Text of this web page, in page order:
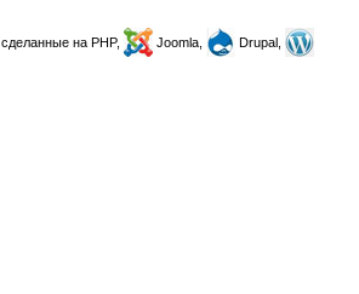
, сделанные на PHP, Joomla,
Drupal,